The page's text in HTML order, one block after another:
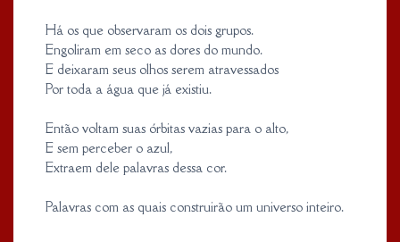
Há os que observaram os dois grupos.
Engoliram em seco as dores do mundo.
E deixaram seus olhos serem atravessados
Por toda a água que já existiu.
Então voltam suas órbitas vazias para o alto,
E sem perceber o azul,
Extraem dele palavras dessa cor.
Palavras com as quais construirão um universo inteiro.